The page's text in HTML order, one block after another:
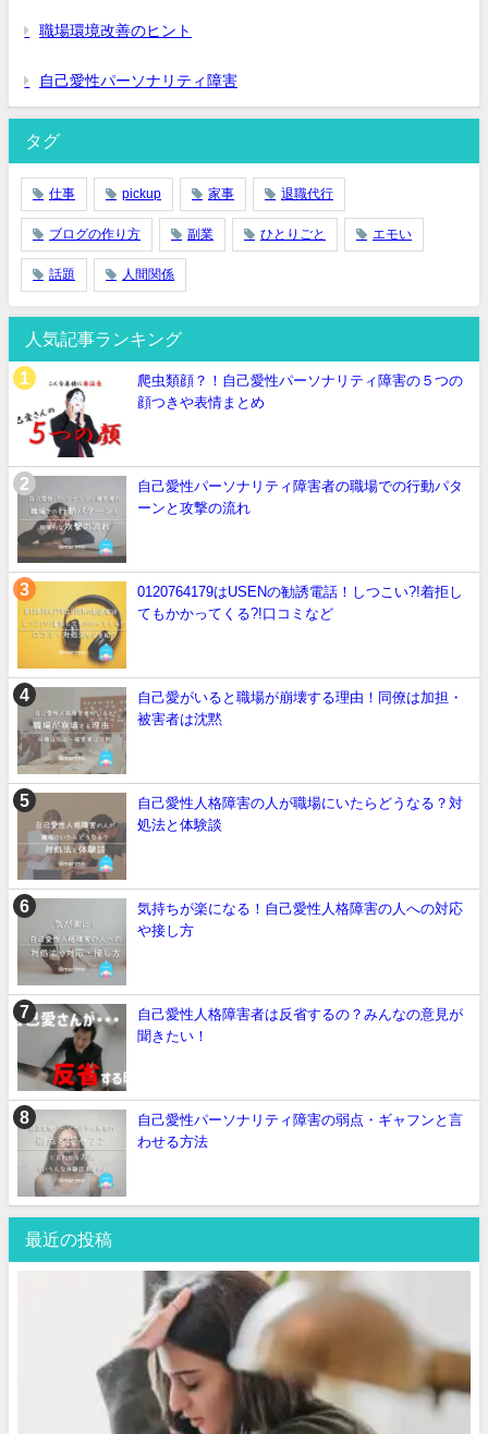
職場環境改善のヒント
自己愛性パーソナリティ障害
タグ
仕事 pickup 家事 退職代行
ブログの作り方 副業 ひとりごと エモい
話題 人間関係
人気記事ランキング
爬虫類顔？！自己愛性パーソナリティ障害の５つの
顔つきや表情まとめ
自己愛性パーソナリティ障害者の職場での行動パタ
ーンと攻撃の流れ
0120764179はUSENの勧誘電話！しつこい?!着拒し
てもかかってくる?!口コミなど
自己愛がいると職場が崩壊する理由！同僚は加担・
被害者は沈黙
自己愛性人格障害の人が職場にいたらどうなる？対
処法と体験談
気持ちが楽になる！自己愛性人格障害の人への対応
や接し方
自己愛性人格障害者は反省するの？みんなの意見が
聞きたい！
自己愛性パーソナリティ障害の弱点・ギャフンと言
わせる方法
最近の投稿